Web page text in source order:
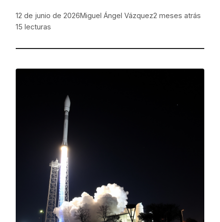
12 de junio de 2026Miguel Ángel Vázquez2 meses atrás
15 lecturas